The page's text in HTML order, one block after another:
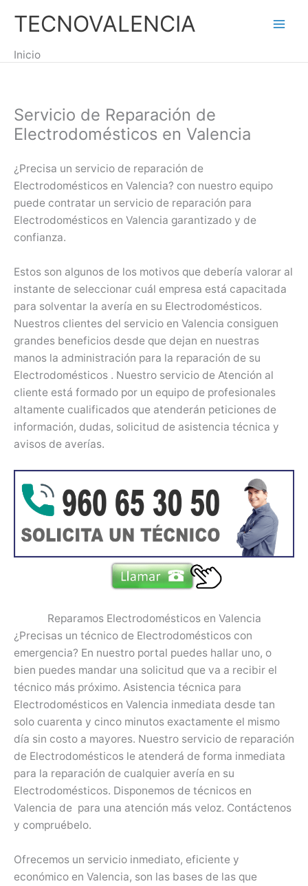
TECNOVALENCIA
Inicio
Servicio de Reparación de
Electrodomésticos en Valencia
¿Precisa un servicio de reparación de
Electrodomésticos en Valencia? con nuestro equipo
puede contratar un servicio de reparación para
Electrodomésticos en Valencia garantizado y de
confianza.
Estos son algunos de los motivos que debería valorar al
instante de seleccionar cuál empresa está capacitada
para solventar la avería en su Electrodomésticos.
Nuestros clientes del servicio en Valencia consiguen
grandes beneficios desde que dejan en nuestras
manos la administración para la reparación de su
Electrodomésticos . Nuestro servicio de Atención al
cliente está formado por un equipo de profesionales
altamente cualificados que atenderán peticiones de
información, dudas, solicitud de asistencia técnica y
avisos de averías.
Reparamos Electrodomésticos en Valencia
¿Precisas un técnico de Electrodomésticos con
emergencia? En nuestro portal puedes hallar uno, o
bien puedes mandar una solicitud que va a recibir el
técnico más próximo. Asistencia técnica para
Electrodomésticos en Valencia inmediata desde tan
solo cuarenta y cinco minutos exactamente el mismo
día sin costo a mayores. Nuestro servicio de reparación
de Electrodomésticos le atenderá de forma inmediata
para la reparación de cualquier avería en su
Electrodomésticos. Disponemos de técnicos en
Valencia de para una atención más veloz. Contáctenos
y compruébelo.
Ofrecemos un servicio inmediato, eficiente y
económico en Valencia, son las bases de las que